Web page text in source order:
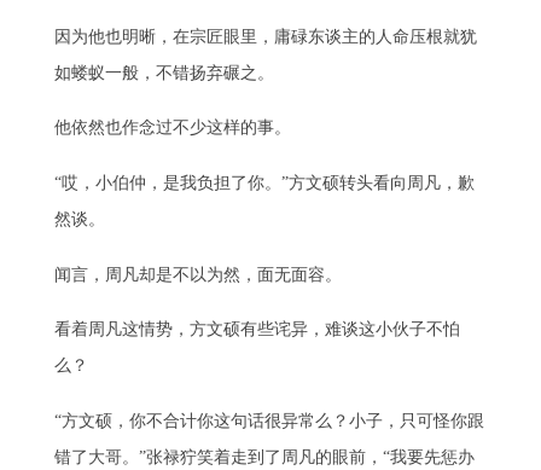
因为他也明晰，在宗匠眼里，庸碌东谈主的人命压根就犹
如蝼蚁一般，不错扬弃碾之。
他依然也作念过不少这样的事。
“哎，小伯仲，是我负担了你。”方文硕转头看向周凡，歉
然谈。
闻言，周凡却是不以为然，面无面容。
看着周凡这情势，方文硕有些诧异，难谈这小伙子不怕
么？
“方文硕，你不合计你这句话很异常么？小子，只可怪你跟
错了大哥。”张禄狞笑着走到了周凡的眼前，“我要先惩办